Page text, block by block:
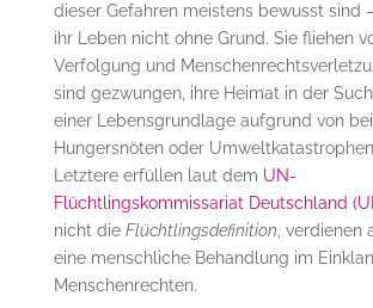
dieser Gefahren meistens bewusst sind
ihr Leben nicht ohne Grund. Sie fliehen
Verfolgung und
sind gezwungen, ihre Heimat in der
einer Lebensgrundlage aufgrund von
Hungersnöten oder
Letztere erfüllen laut dem UN-
Flüchtlingskommissariat Deutschland
nicht die Flüchtlingsdefinition, verdienen
eine menschliche Behandlung im
Menschenrechten.